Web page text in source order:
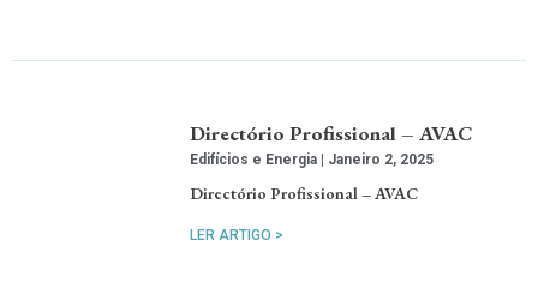
Directório Profissional – AVAC
Edifícios e Energia Janeiro 2, 2025
Directório Profissional – AVAC
LER ARTIGO >